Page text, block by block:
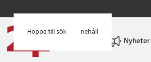
Hoppa till huvudinnehåll
Hoppa till sök
Nyheter